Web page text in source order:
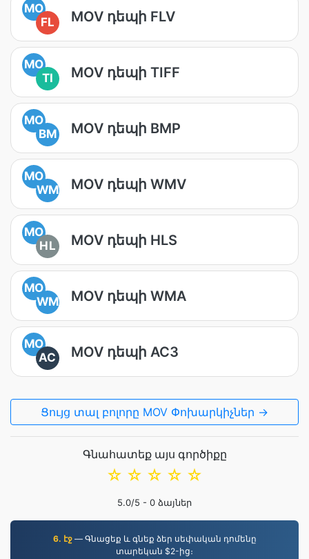
MO
FL
MOV դեպի FLV
MO
TI
MOV դեպի TIFF
MO
BM
MOV դեպի BMP
MO
WM
MOV դեպի WMV
MO
HL
MOV դեպի HLS
MO
WM
MOV դեպի WMA
MO
AC
MOV դեպի AC3
Ցույց տալ բոլորը MOV Փոխարկիչներ →
Գնահատեք այս գործիքը
☆
☆
☆
☆
☆
5.0/5 - 0 ձայներ
6. էջ— Գնացեք և գնեք ձեր սեփական դոմենը
տարեկան $2-ից։